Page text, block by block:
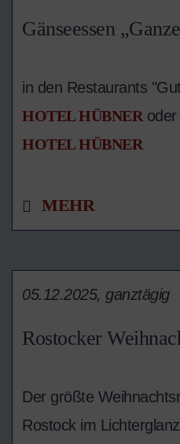
Gänseessen
in den Restaurants
HOTEL HÜBNER
HOTEL HÜBNER
MEHR
Rostocker
05.12.2025, ganztägig
Der größte
Rostock im